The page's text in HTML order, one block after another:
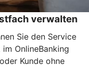
verwalten
Sie den Service
OnlineBanking
Kunde ohne